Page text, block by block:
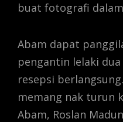
buat fotografi
Abam dapat
pengantin lelaki
resepsi
memang nak turun
Abam, Roslan